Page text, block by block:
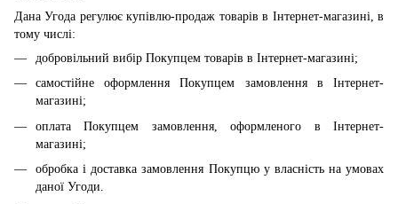
Дана Угода регулює купівлю-продаж товарів в Інтернет-магазині, в
тому числі:
добровільний вибір Покупцем товарів в Інтернет-магазині;
самостійне оформлення Покупцем замовлення в Інтернет-
магазині;
оплата Покупцем замовлення, оформленого в Інтернет-
магазині;
обробка і доставка замовлення Покупцю у власність на умовах
даної Угоди.